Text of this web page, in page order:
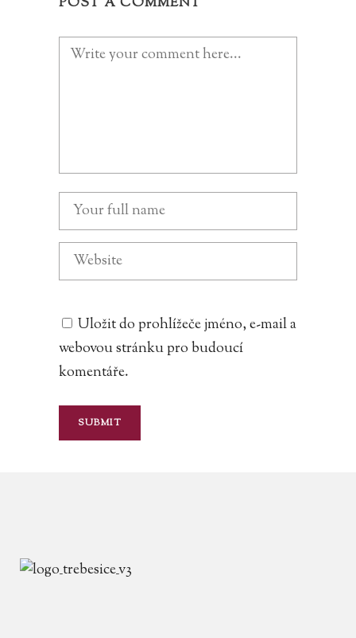
Uložit do prohlížeče jméno, e-mail a
webovou stránku pro budoucí
komentáře.